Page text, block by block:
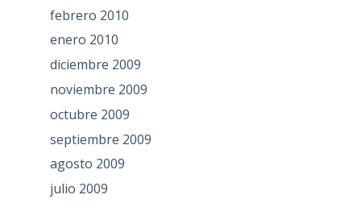
febrero 2010
enero 2010
diciembre 2009
noviembre 2009
octubre 2009
septiembre 2009
agosto 2009
julio 2009